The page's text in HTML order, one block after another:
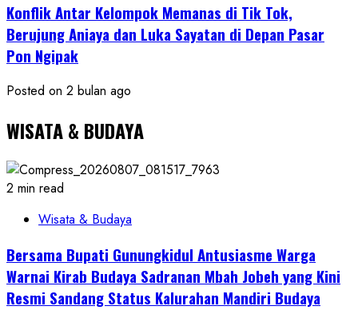
Konflik Antar Kelompok Memanas di Tik Tok,
Berujung Aniaya dan Luka Sayatan di Depan Pasar
Pon Ngipak
Posted on 2 bulan ago
WISATA & BUDAYA
2 min read
Wisata & Budaya
Bersama Bupati Gunungkidul Antusiasme Warga
Warnai Kirab Budaya Sadranan Mbah Jobeh yang Kini
Resmi Sandang Status Kalurahan Mandiri Budaya